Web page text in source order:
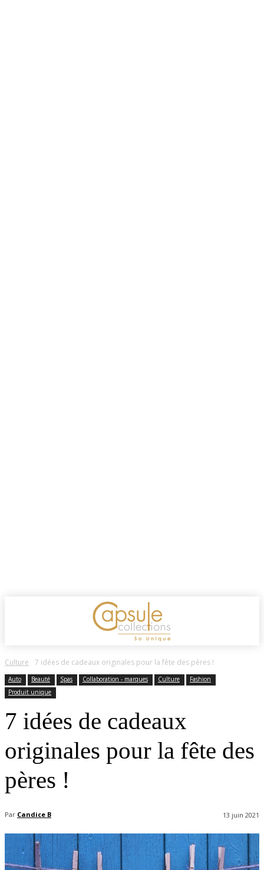
Culture 7 idées de cadeaux originales pour la fête des pères !
Auto Beauté Spas Collaboration - marques Culture
Fashion
Produit unique
7 idées de cadeaux
originales pour la fête des
pères !
Par Candice B 13 juin 2021